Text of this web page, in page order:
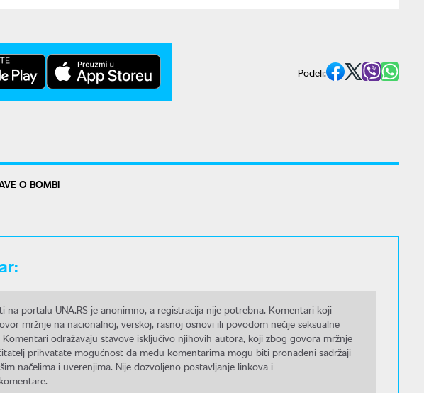
Podeli:
O BOMBI
na portalu UNA.RS je anonimno, a registracija nije potrebna. Komentari koji
mržnje na nacionalnoj, verskoj, rasnoj osnovi ili povodom nečije seksualne
odražavaju stavove isključivo njihovih autora, koji zbog govora mržnje
prihvatate mogućnost da među komentarima mogu biti pronađeni sadržaji
načelima i uverenjima. Nije dozvoljeno postavljanje linkova i